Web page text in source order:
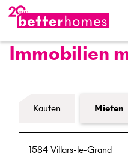
Immobilien
Formular
Kaufen Mieten